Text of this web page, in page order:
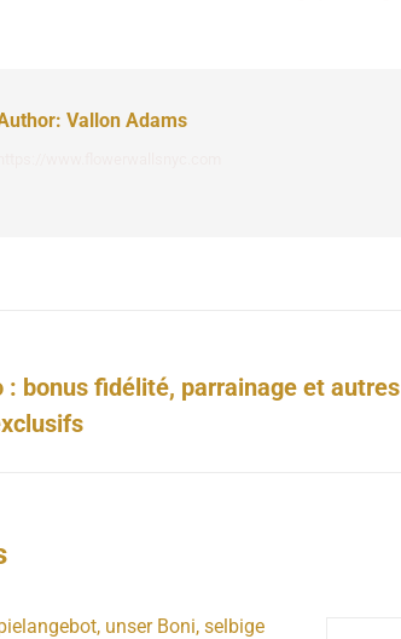
Vallon Adams
: bonus fidélité, parrainage et autres
unser Boni, selbige